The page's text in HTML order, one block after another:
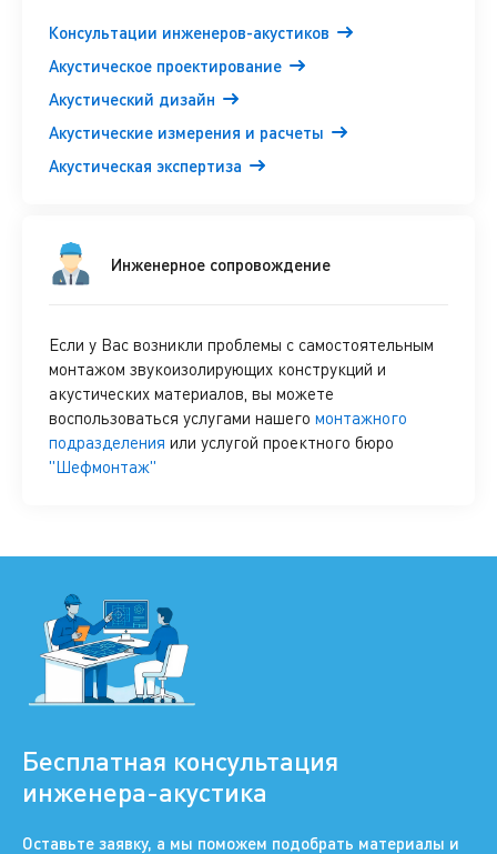
Консультации инженеров-акустиков
Акустическое проектирование
Акустический дизайн
Акустические измерения и расчеты
Акустическая экспертиза
Инженерное сопровождение
Если у Вас возникли проблемы с самостоятельным
монтажом звукоизолирующих конструкций и
акустических материалов, вы можете
воспользоваться услугами нашего монтажного
подразделения или услугой проектного бюро
"Шефмонтаж"
Бесплатная консультация
инженера-акустика
Оставьте заявку, а мы поможем подобрать материалы и